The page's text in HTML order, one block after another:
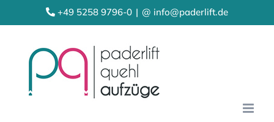
Inhalt
springen
+49 5258 9796-0 | @ info@paderlift.de